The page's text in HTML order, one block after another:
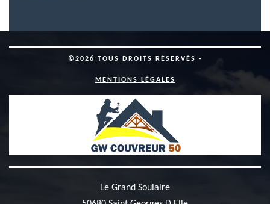
©2026 TOUS DROITS RÉSERVÉS -
MENTIONS LÉGALES
Le Grand Soulaire